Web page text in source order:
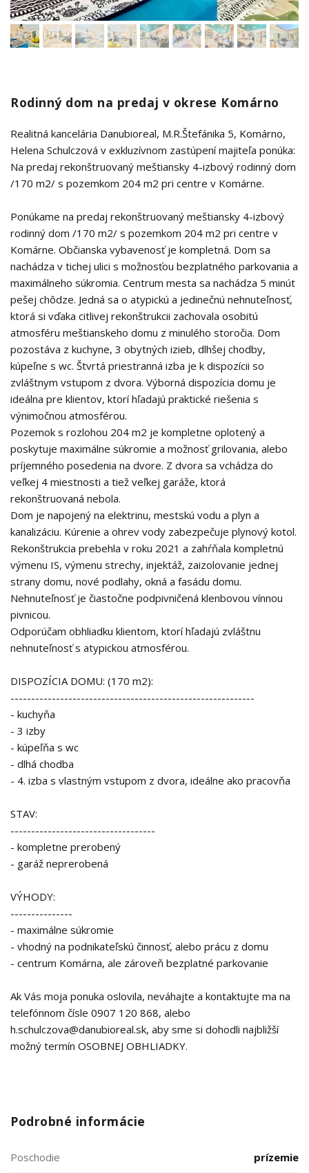
Rodinný dom na predaj v okrese Komárno
Realitná kancelária Danubioreal, M.R.Štefánika 5, Komárno,
Helena Schulczová v exkluzívnom zastúpení majiteľa ponúka:
Na predaj rekonštruovaný meštiansky 4-izbový rodinný dom
/170 m2/ s pozemkom 204 m2 pri centre v Komárne.
Ponúkame na predaj rekonštruovaný meštiansky 4-izbový
rodinný dom /170 m2/ s pozemkom 204 m2 pri centre v
Komárne. Občianska vybavenosť je kompletná. Dom sa
nachádza v tichej ulici s možnosťou bezplatného parkovania a
maximálneho súkromia. Centrum mesta sa nachádza 5 minút
pešej chôdze. Jedná sa o atypickú a jedinečnú nehnuteľnosť,
ktorá si vďaka citlivej rekonštrukcii zachovala osobitú
atmosféru meštianskeho domu z minulého storočia. Dom
pozostáva z kuchyne, 3 obytných izieb, dlhšej chodby,
kúpeľne s wc. Štvrtá priestranná izba je k dispozícii so
zvláštnym vstupom z dvora. Výborná dispozícia domu je
ideálna pre klientov, ktorí hľadajú praktické riešenia s
výnimočnou atmosférou.
Pozemok s rozlohou 204 m2 je kompletne oplotený a
poskytuje maximálne súkromie a možnosť grilovania, alebo
príjemného posedenia na dvore. Z dvora sa vchádza do
veľkej 4 miestnosti a tiež veľkej garáže, ktorá
rekonštruovaná nebola.
Dom je napojený na elektrinu, mestskú vodu a plyn a
kanalizáciu. Kúrenie a ohrev vody zabezpečuje plynový kotol.
Rekonštrukcia prebehla v roku 2021 a zahŕňala kompletnú
výmenu IS, výmenu strechy, injektáž, zaizolovanie jednej
strany domu, nové podlahy, okná a fasádu domu.
Nehnuteľnosť je čiastočne podpivničená klenbovou vínnou
pivnicou.
Odporúčam obhliadku klientom, ktorí hľadajú zvláštnu
nehnuteľnosť s atypickou atmosférou.
DISPOZÍCIA DOMU: (170 m2):
-----------------------------------------------------------
- kuchyňa
- 3 izby
- kúpeľňa s wc
- dlhá chodba
- 4. izba s vlastným vstupom z dvora, ideálne ako pracovňa
STAV:
-----------------------------------
- kompletne prerobený
- garáž neprerobená
VÝHODY:
---------------
- maximálne súkromie
- vhodný na podnikateľskú činnosť, alebo prácu z domu
- centrum Komárna, ale zároveň bezplatné parkovanie
Ak Vás moja ponuka oslovila, neváhajte a kontaktujte ma na
telefónnom čísle 0907 120 868, alebo
h.schulczova@danubioreal.sk, aby sme si dohodli najbližší
možný termín OSOBNEJ OBHLIADKY.
Podrobné informácie
Poschodie prízemie